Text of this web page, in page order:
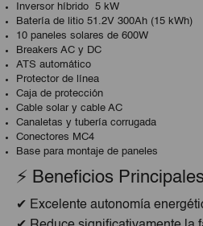
Inversor híbrido 5 kW
Batería de litio 51.2V 300Ah (15 kWh)
10 paneles solares de 600W
Breakers AC y DC
ATS automático
Protector de línea
Caja de protección
Cable solar y cable AC
Canaletas y tubería corrugada
Conectores MC4
Base para montaje de paneles
⚡ Beneficios Principales
✔ Excelente autonomía